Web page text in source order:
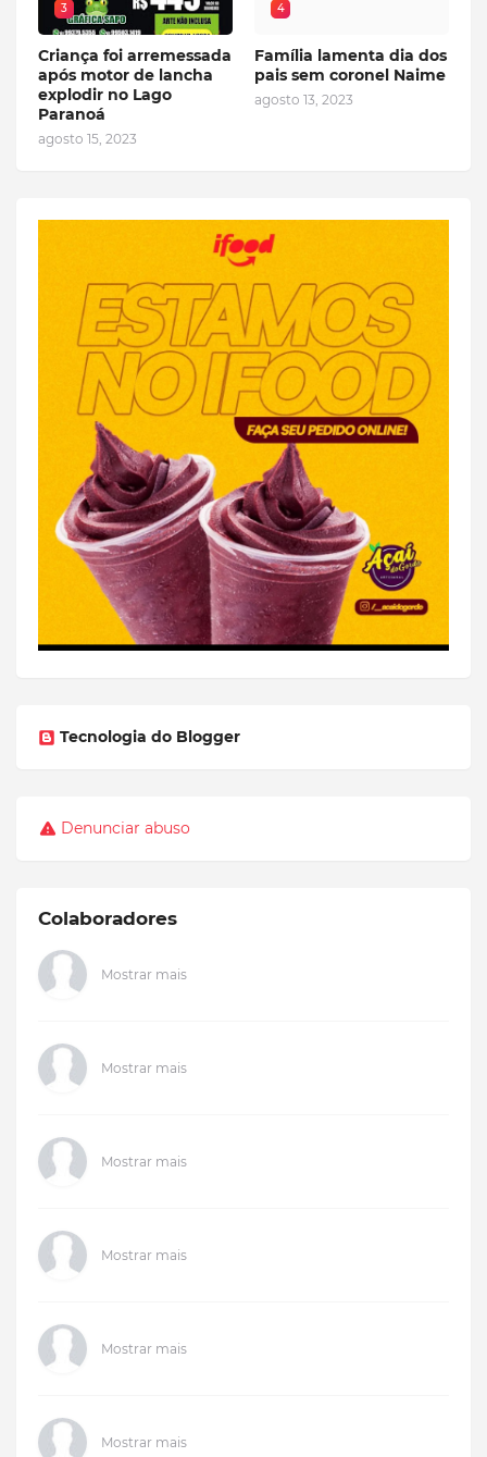
3
Criança foi arremessada
após motor de lancha
explodir no Lago
Paranoá
agosto 15, 2023
4
Família lamenta dia dos
pais sem coronel Naime
agosto 13, 2023
Tecnologia do Blogger
Denunciar abuso
Colaboradores
Mostrar mais
Mostrar mais
Mostrar mais
Mostrar mais
Mostrar mais
Mostrar mais